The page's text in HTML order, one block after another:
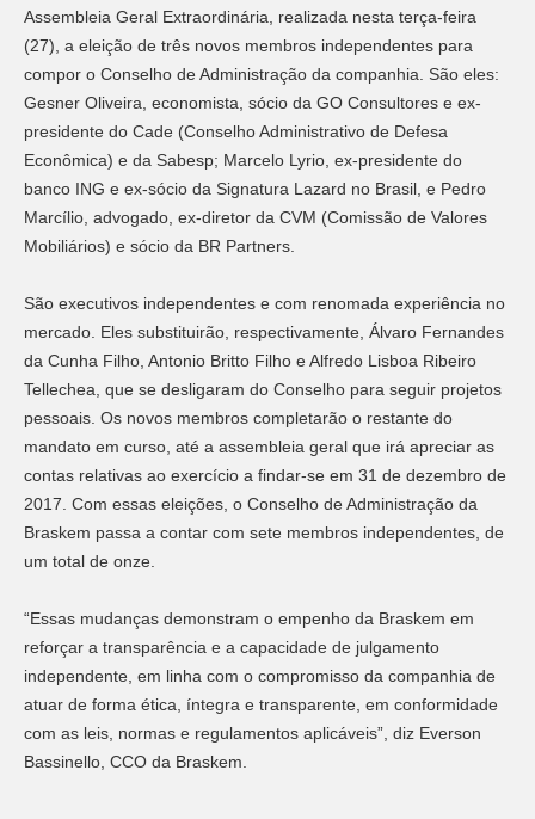
Assembleia Geral Extraordinária, realizada nesta terça-feira
(27), a eleição de três novos membros independentes para
compor o Conselho de Administração da companhia. São eles:
Gesner Oliveira, economista, sócio da GO Consultores e ex-
presidente do Cade (Conselho Administrativo de Defesa
Econômica) e da Sabesp; Marcelo Lyrio, ex-presidente do
banco ING e ex-sócio da Signatura Lazard no Brasil, e Pedro
Marcílio, advogado, ex-diretor da CVM (Comissão de Valores
Mobiliários) e sócio da BR Partners.
São executivos independentes e com renomada experiência no
mercado. Eles substituirão, respectivamente, Álvaro Fernandes
da Cunha Filho, Antonio Britto Filho e Alfredo Lisboa Ribeiro
Tellechea, que se desligaram do Conselho para seguir projetos
pessoais. Os novos membros completarão o restante do
mandato em curso, até a assembleia geral que irá apreciar as
contas relativas ao exercício a findar-se em 31 de dezembro de
2017. Com essas eleições, o Conselho de Administração da
Braskem passa a contar com sete membros independentes, de
um total de onze.
“Essas mudanças demonstram o empenho da Braskem em
reforçar a transparência e a capacidade de julgamento
independente, em linha com o compromisso da companhia de
atuar de forma ética, íntegra e transparente, em conformidade
com as leis, normas e regulamentos aplicáveis”, diz Everson
Bassinello, CCO da Braskem.